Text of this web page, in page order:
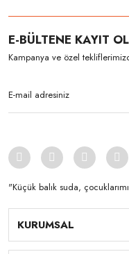
E-BÜLTENE KAYIT OL
Kampanya ve özel
"Küçük balık suda,
KURUMSAL